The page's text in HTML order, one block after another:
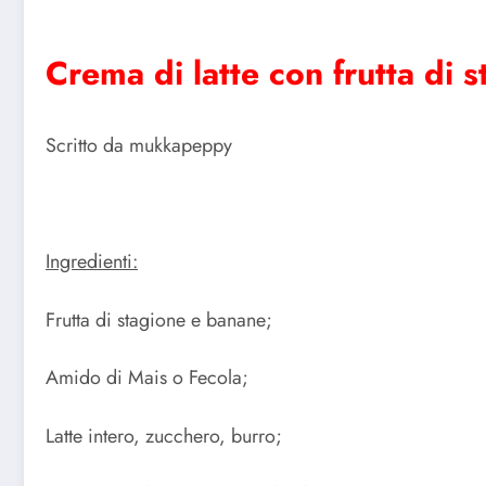
Crema di latte con frutta di
Scritto da mukkapeppy
Ingredienti:
Frutta di stagione e banane;
Amido di Mais o Fecola;
Latte intero, zucchero, burro;